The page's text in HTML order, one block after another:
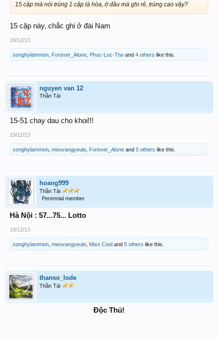
15 cặp mà nói trúng 1 cặp là hòa, ở đâu mà ghi rẻ, trúng cao vậy?
15 cặp này, chắc ghi ở đài Nam
19/12/13
songhylammon Forever_Alone Phuc-Loc-Tho and 4 others like this.
nguyen van 12
Thần Tài
15-51 chay dau cho khoi!!!
19/12/13
songhylammon meovangyeulo Forever_Alone and 5 others like this.
hoang999
Thần Tài
Perennial member
Hà Nội : 57...75... Lotto
19/12/13
songhylammon meovangyeulo Miss Cool and 5 others like this.
thanso_lode
Thần Tài
Độc Thủ!